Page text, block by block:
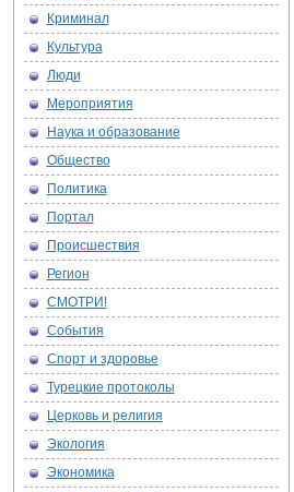
Криминал
Культура
Люди
Мероприятия
Наука и образование
Общество
Политика
Портал
Происшествия
Регион
СМОТРИ!
События
Спорт и здоровье
Турецкие протоколы
Церковь и религия
Экология
Экономика